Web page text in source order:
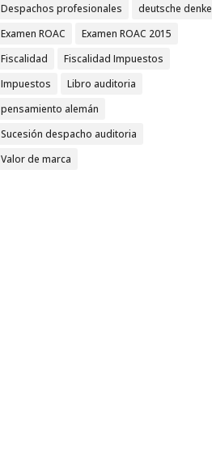
Despachos profesionales
deutsche denke
Examen ROAC
Examen ROAC 2015
Fiscalidad
Fiscalidad Impuestos
Impuestos
Libro auditoria
pensamiento alemán
Sucesión despacho auditoria
Valor de marca